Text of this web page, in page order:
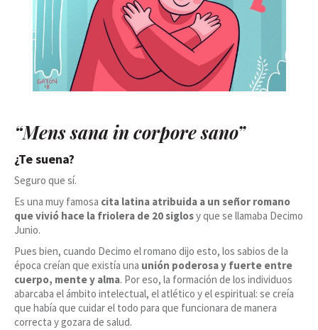
“Mens sana in corpore sano”
¿Te suena?
Seguro que sí.
Es una muy famosa cita latina atribuida a un señor romano
que vivió hace la friolera de 20 siglosy que se llamaba Decimo
Junio.
Pues bien, cuando Decimo el romano dijo esto, los sabios de la
época creían que existía una unión poderosa y fuerte entre
cuerpo, mente y alma. Por eso, la formación de los individuos
abarcaba el ámbito intelectual, el atlético y el espiritual: se creía
que había que cuidar el todo para que funcionara de manera
correcta y gozara de salud.